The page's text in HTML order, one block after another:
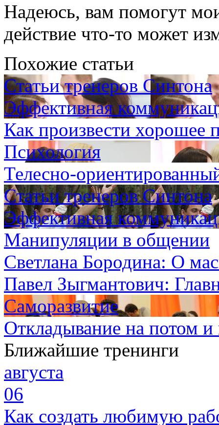
Надеюсь, вам помогут
действие что-то может
Похожие статьи
Статьи тренеров Синтона
Эффективная
Как произвести хорошее
Психология
Телесно-
Статьи тренеров Синтона
Эффективная
Манипуляции в общении
Светлана Бородина: О
Павел Зыгмантович:
Саморазвитие
Откладывание на потом и
Ближайшие тренинги
августа
06
Как создать любимую